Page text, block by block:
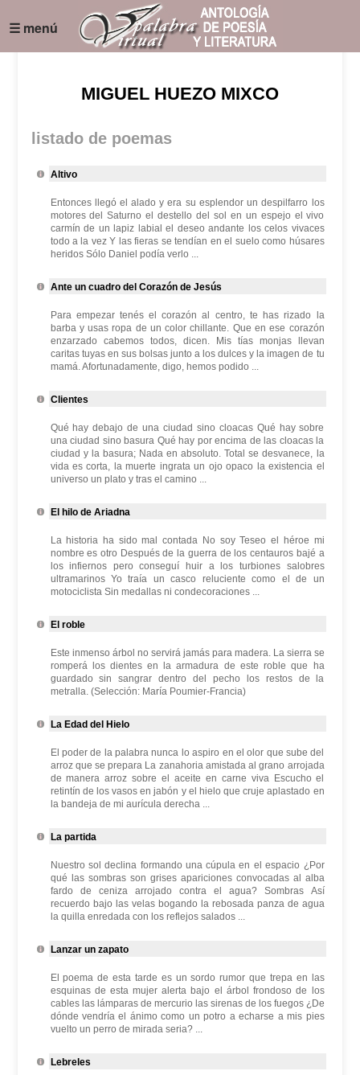
☰ menú
MIGUEL HUEZO MIXCO
listado de poemas
Altivo
Entonces llegó el alado y era su esplendor un despilfarro los
motores del Saturno el destello del sol en un espejo el vivo
carmín de un lapiz labial el deseo andante los celos vivaces
todo a la vez Y las fieras se tendían en el suelo como húsares
heridos Sólo Daniel podía verlo ...
Ante un cuadro del Corazón de Jesús
Para empezar tenés el corazón al centro, te has rizado la
barba y usas ropa de un color chillante. Que en ese corazón
enzarzado cabemos todos, dicen. Mis tías monjas llevan
caritas tuyas en sus bolsas junto a los dulces y la imagen de tu
mamá. Afortunadamente, digo, hemos podido ...
Clientes
Qué hay debajo de una ciudad sino cloacas Qué hay sobre
una ciudad sino basura Qué hay por encima de las cloacas la
ciudad y la basura; Nada en absoluto. Total se desvanece, la
vida es corta, la muerte ingrata un ojo opaco la existencia el
universo un plato y tras el camino ...
El hilo de Ariadna
La historia ha sido mal contada No soy Teseo el héroe mi
nombre es otro Después de la guerra de los centauros bajé a
los infiernos pero conseguí huir a los turbiones salobres
ultramarinos Yo traía un casco reluciente como el de un
motociclista Sin medallas ni condecoraciones ...
El roble
Este inmenso árbol no servirá jamás para madera. La sierra se
romperá los dientes en la armadura de este roble que ha
guardado sin sangrar dentro del pecho los restos de la
metralla. (Selección: María Poumier-Francia)
La Edad del Hielo
El poder de la palabra nunca lo aspiro en el olor que sube del
arroz que se prepara La zanahoria amistada al grano arrojada
de manera arroz sobre el aceite en carne viva Escucho el
retintín de los vasos en jabón y el hielo que cruje aplastado en
la bandeja de mi aurícula derecha ...
La partida
Nuestro sol declina formando una cúpula en el espacio ¿Por
qué las sombras son grises apariciones convocadas al alba
fardo de ceniza arrojado contra el agua? Sombras Así
recuerdo bajo las velas bogando la rebosada panza de agua
la quilla enredada con los reflejos salados ...
Lanzar un zapato
El poema de esta tarde es un sordo rumor que trepa en las
esquinas de esta mujer alerta bajo el árbol frondoso de los
cables las lámparas de mercurio las sirenas de los fuegos ¿De
dónde vendría el ánimo como un potro a echarse a mis pies
vuelto un perro de mirada seria? ...
Lebreles